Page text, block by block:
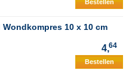
Bestellen
Wondkompres 10 x 10 cm
4,64
Bestellen